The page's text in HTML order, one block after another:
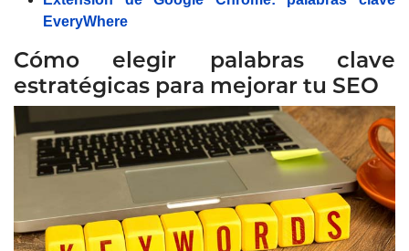
EveryWhere
Cómo elegir palabras clave
estratégicas para mejorar tu SEO